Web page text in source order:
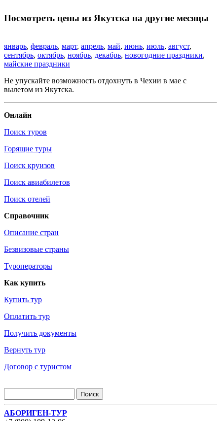
Посмотреть цены из Якутска на другие месяцы
январь, февраль, март, апрель, май, июнь, июль, август,
сентябрь, октябрь, ноябрь, декабрь, новогодние праздники,
майские праздники
Не упускайте возможность отдохнуть в Чехии в мае с
вылетом из Якутска.
Онлайн
Поиск туров
Горящие туры
Поиск круизов
Поиск авиабилетов
Поиск отелей
Справочник
Описание стран
Безвизовые страны
Туроператоры
Как купить
Купить тур
Оплатить тур
Получить документы
Вернуть тур
Договор с туристом
АБОРИГЕН-ТУР